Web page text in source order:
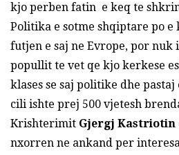
kjo perben fatin e keq te
Politika e sotme shqiptare po e
futjen e saj ne Evrope, por nuk
popullit te vet qe kjo kerkese
klases se saj politike dhe
cili ishte prej 500 vjetesh
Krishterimit Gjergj Kastriotin
nxorren ne ankand per